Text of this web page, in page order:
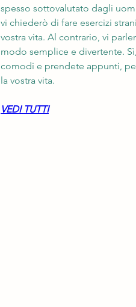
spesso sottovalutato dagli
vi chiederò di fare esercizi
vostra vita. Al contrario, vi
modo semplice e divertente.
comodi e prendete appunti,
la vostra vita.
VEDI TUTTI